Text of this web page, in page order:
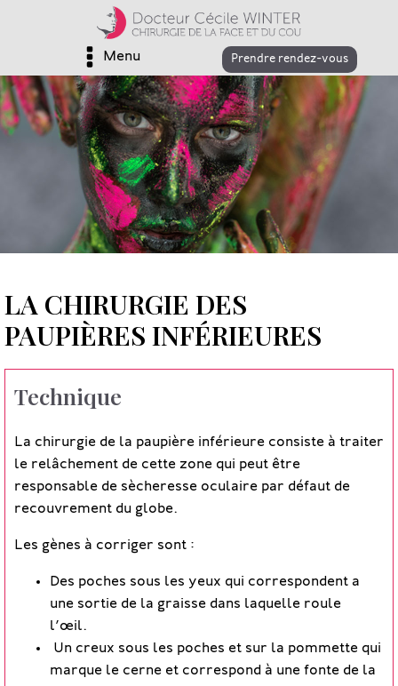
Menu Prendre rendez-vous
LA CHIRURGIE DES
PAUPIÈRES INFÉRIEURES
Technique
La chirurgie de la paupière inférieure consiste à traiter
le relâchement de cette zone qui peut être
responsable de sècheresse oculaire par défaut de
recouvrement du globe.
Les gènes à corriger sont :
Des poches sous les yeux qui correspondent a
une sortie de la graisse dans laquelle roule
l’œil.
Un creux sous les poches et sur la pommette qui
marque le cerne et correspond à une fonte de la